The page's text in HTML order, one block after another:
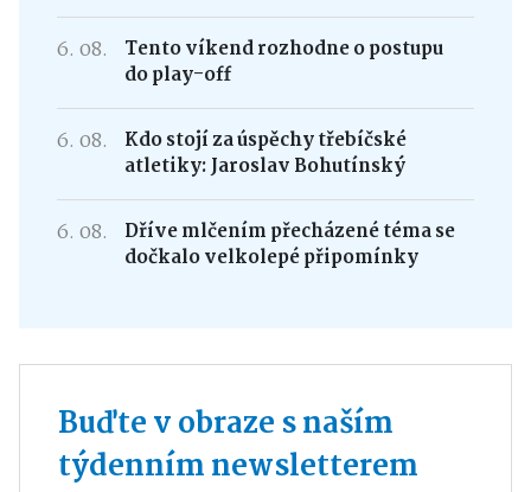
6. 08.
Tento víkend rozhodne o postupu
do play-off
6. 08.
Kdo stojí za úspěchy třebíčské
atletiky: Jaroslav Bohutínský
6. 08.
Dříve mlčením přecházené téma se
dočkalo velkolepé připomínky
Buďte v obraze s naším
týdenním newsletterem